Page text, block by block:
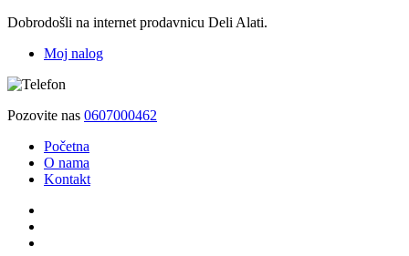
Dobrodošli na internet prodavnicu Deli Alati.
Moj nalog
Pozovite nas 0607000462
Početna
O nama
Kontakt